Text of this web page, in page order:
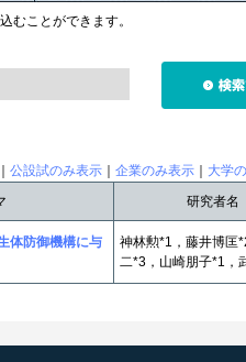
むことができます。
公設試のみ表示 企業のみ表示
大学
研究者名
体防御機構に与
神林勲*1，藤井博匡
二*3，山崎朋子*1，